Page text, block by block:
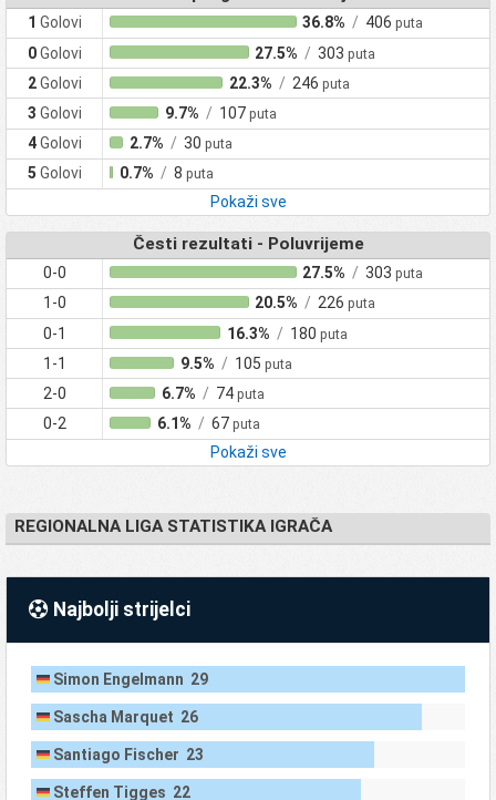
1 Golovi 36.8% / 406puta
0Golovi 27.5% / 303puta
2Golovi 22.3% / 246 puta
3 Golovi 9.7% / 107 puta
4Golovi 2.7% / 30 puta
5 Golovi 0.7% / 8 puta
Pokaži sve
Česti rezultati - Poluvrijeme
0-0 27.5% / 303puta
1-0 20.5% / 226puta
0-1 16.3% / 180 puta
1-1 9.5% / 105 puta
2-0 6.7% / 74 puta
0-2 6.1% / 67 puta
Pokaži sve
REGIONALNA LIGA STATISTIKA IGRAČA
Najbolji strijelci
Simon Engelmann 29
Sascha Marquet 26
Santiago Fischer 23
Steffen Tigges 22